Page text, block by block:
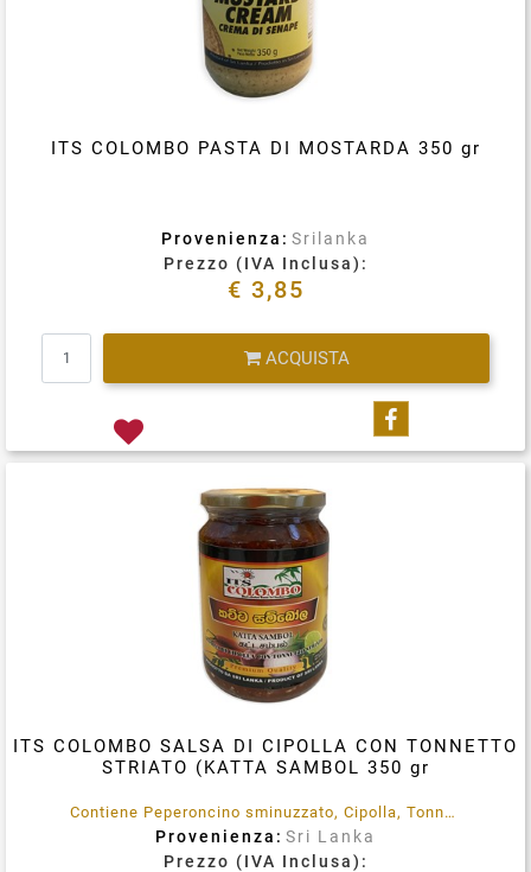
ITS COLOMBO PASTA DI MOSTARDA 350 gr
Provenienza: Srilanka
Prezzo (IVA Inclusa):
€ 3,85
ACQUISTA
Condividi su
ITS COLOMBO SALSA DI CIPOLLA CON TONNETTO
STRIATO (KATTA SAMBOL 350 gr
Contiene Peperoncino sminuzzato, Cipolla, Tonnetto striato, Sale e Limone.
Provenienza: Sri Lanka
Prezzo (IVA Inclusa):